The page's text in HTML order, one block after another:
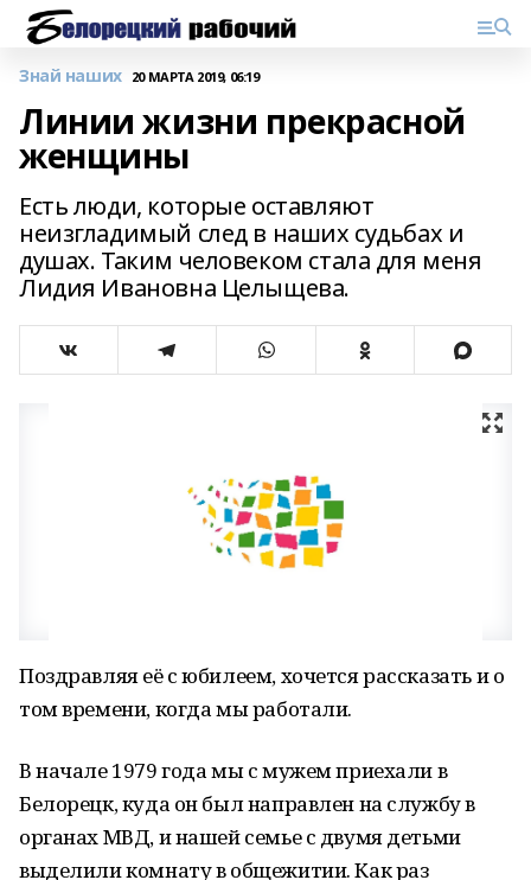
Знай наших 20 МАРТА 2019, 06:19
Линии жизни прекрасной
женщины
Есть люди, которые оставляют
неизгладимый след в наших судьбах и
душах. Таким человеком стала для меня
Лидия Ивановна Целыщева.
Поздравляя её с юбилеем, хочется рассказать и о
том времени, когда мы работали.
В начале 1979 года мы с мужем приехали в
Белорецк, куда он был направлен на службу в
органах МВД, и нашей семье с двумя детьми
выделили комнату в общежитии. Как раз